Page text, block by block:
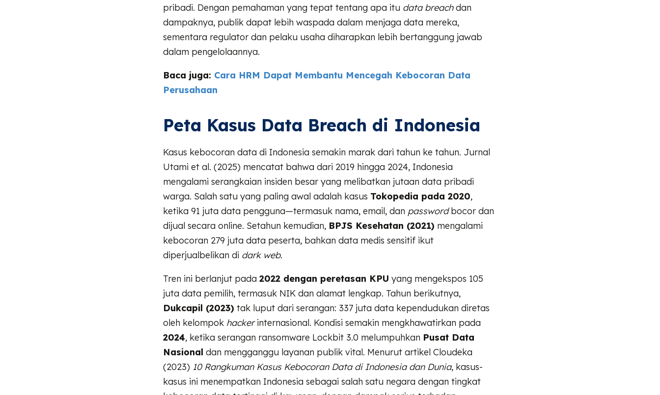
pribadi. Dengan pemahaman yang tepat tentang apa itu data breachdan
dampaknya, publik dapat lebih waspada dalam menjaga data mereka,
sementara regulator dan pelaku usaha diharapkan lebih bertanggung jawab
dalam pengelolaannya.
Baca juga: Cara HRM Dapat Membantu Mencegah Kebocoran Data
Perusahaan
Peta Kasus Data Breach di Indonesia
Kasus kebocoran data di Indonesia semakin marak dari tahun ke tahun. Jurnal
Utami et al. (2025) mencatat bahwa dari 2019 hingga 2024, Indonesia
mengalami serangkaian insiden besar yang melibatkan jutaan data pribadi
warga. Salah satu yang paling awal adalah kasus Tokopedia pada 2020,
ketika 91 juta data pengguna—termasuk nama, email, dan passwordbocor dan
dijual secara online. Setahun kemudian, BPJS Kesehatan (2021) mengalami
kebocoran 279 juta data peserta, bahkan data medis sensitif ikut
diperjualbelikan di dark web.
Tren ini berlanjut pada 2022 dengan peretasan KPU yang mengekspos 105
juta data pemilih, termasuk NIK dan alamat lengkap. Tahun berikutnya,
Dukcapil (2023) tak luput dari serangan: 337 juta data kependudukan diretas
oleh kelompok hackerinternasional. Kondisi semakin mengkhawatirkan pada
2024, ketika serangan ransomware Lockbit 3.0 melumpuhkan Pusat Data
Nasional dan mengganggu layanan publik vital. Menurut artikel Cloudeka
(2023) 10 Rangkuman Kasus Kebocoran Data di Indonesia dan Dunia, kasus-
kasus ini menempatkan Indonesia sebagai salah satu negara dengan tingkat